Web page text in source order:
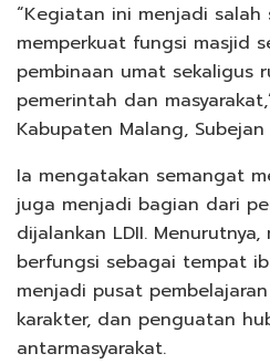
“Kegiatan ini menjadi salah
memperkuat fungsi masjid
pembinaan umat sekaligus
pemerintah dan
Kabupaten Malang,
Ia mengatakan semangat
juga menjadi bagian dari
dijalankan LDII.
berfungsi sebagai tempat
menjadi pusat
karakter, dan penguatan
antarmasyarakat.